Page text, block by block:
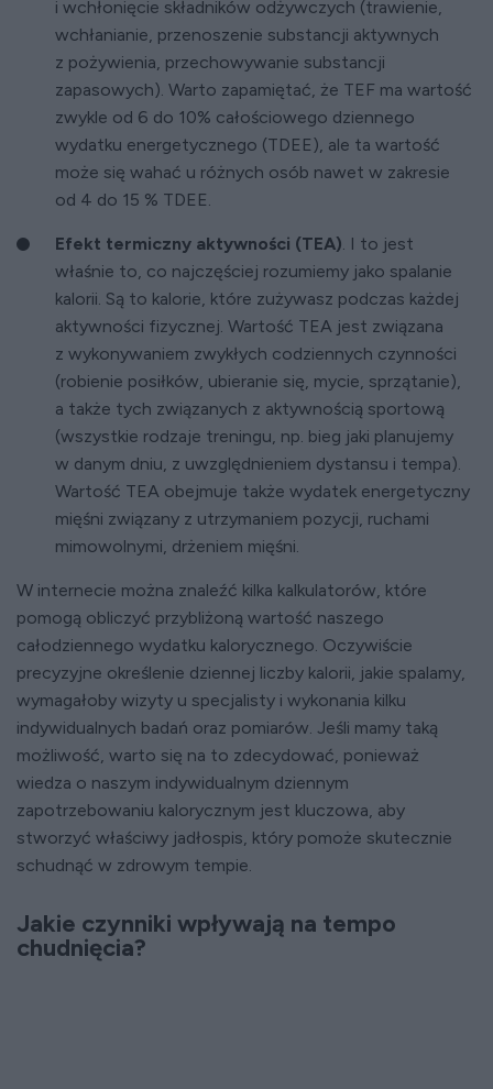
i wchłonięcie składników odżywczych (trawienie,
wchłanianie, przenoszenie substancji aktywnych
z pożywienia, przechowywanie substancji
zapasowych). Warto zapamiętać, że TEF ma wartość
zwykle od 6 do 10% całościowego dziennego
wydatku energetycznego (TDEE), ale ta wartość
może się wahać u różnych osób nawet w zakresie
od 4 do 15 % TDEE.
Efekt termiczny aktywności (TEA). I to jest
właśnie to, co najczęściej rozumiemy jako spalanie
kalorii. Są to kalorie, które zużywasz podczas każdej
aktywności fizycznej. Wartość TEA jest związana
z wykonywaniem zwykłych codziennych czynności
(robienie posiłków, ubieranie się, mycie, sprzątanie),
a także tych związanych z aktywnością sportową
(wszystkie rodzaje treningu, np. bieg jaki planujemy
w danym dniu, z uwzględnieniem dystansu i tempa).
Wartość TEA obejmuje także wydatek energetyczny
mięśni związany z utrzymaniem pozycji, ruchami
mimowolnymi, drżeniem mięśni.
W internecie można znaleźć kilka kalkulatorów, które
pomogą obliczyć przybliżoną wartość naszego
całodziennego wydatku kalorycznego. Oczywiście
precyzyjne określenie dziennej liczby kalorii, jakie spalamy,
wymagałoby wizyty u specjalisty i wykonania kilku
indywidualnych badań oraz pomiarów. Jeśli mamy taką
możliwość, warto się na to zdecydować, ponieważ
wiedza o naszym indywidualnym dziennym
zapotrzebowaniu kalorycznym jest kluczowa, aby
stworzyć właściwy jadłospis, który pomoże skutecznie
schudnąć w zdrowym tempie.
Jakie czynniki wpływają na tempo
chudnięcia?